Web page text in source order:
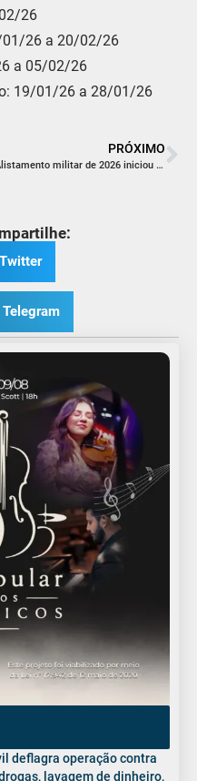
26
01/26 a 20/02/26
a 05/02/26
19/01/26 a 28/01/26
PRÓXIMO
Alistamento militar de 2026 iniciou nesta quinta-feira
Twitter
Telegram
deflagra operação contra
lavagem de dinheiro,